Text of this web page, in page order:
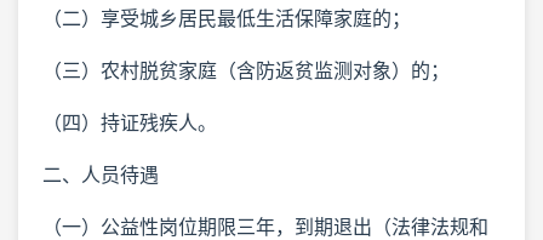
（二）享受城乡居民最低生活保障家庭的；
（三）农村脱贫家庭（含防返贫监测对象）的；
（四）持证残疾人。
二、人员待遇
（一）公益性岗位期限三年，到期退出（法律法规和